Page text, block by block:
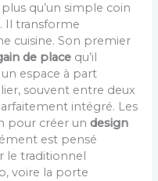
qu’un simple coin
Il transforme
cuisine. Son premier
de place qu’il
espace à part
souvent entre deux
intégré. Les
pour créer undesign
est pensé
le traditionnel
voire la porte